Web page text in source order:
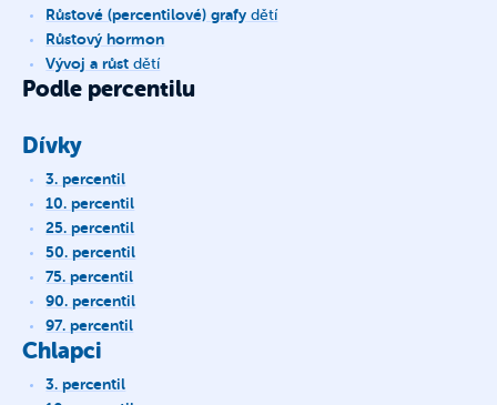
Růstové (percentilové) grafy dětí
Růstový hormon
Vývoj a růst dětí
Podle percentilu
Dívky
3. percentil
10. percentil
25. percentil
50. percentil
75. percentil
90. percentil
97. percentil
Chlapci
3. percentil